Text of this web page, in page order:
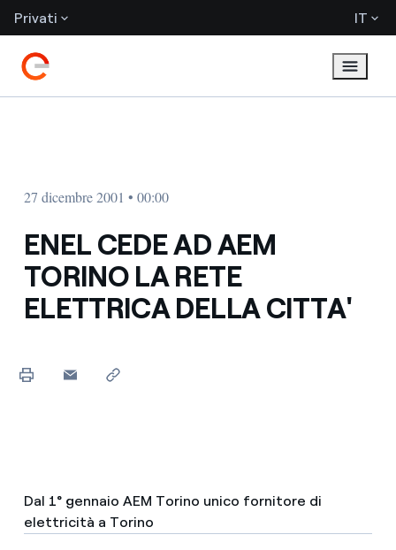
Privati IT
27 dicembre 2001 • 00:00
ENEL CEDE AD AEM
TORINO LA RETE
ELETTRICA DELLA CITTA'
Dal 1° gennaio AEM Torino unico fornitore di
elettricità a Torino